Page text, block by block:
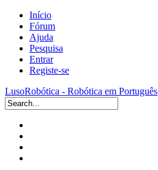
Início
Fórum
Ajuda
Pesquisa
Entrar
Registe-se
LusoRobótica - Robótica em Português